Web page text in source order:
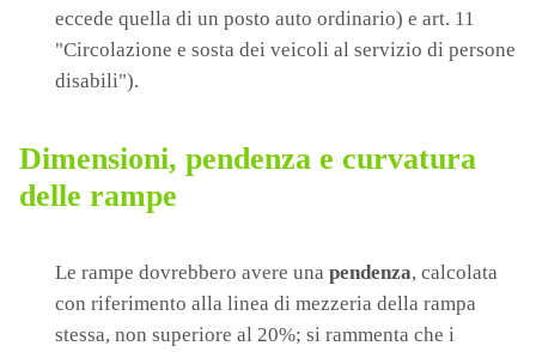
eccede quella di un posto auto ordinario) e art. 11
"Circolazione e sosta dei veicoli al servizio di persone
disabili").
Dimensioni, pendenza e curvatura
delle rampe
Le rampe dovrebbero avere una pendenza, calcolata
con riferimento alla linea di mezzeria della rampa
stessa, non superiore al 20%; si rammenta che i